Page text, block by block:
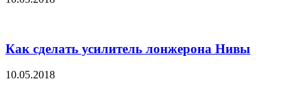
Как сделать усилитель лонжерона Нивы
10.05.2018